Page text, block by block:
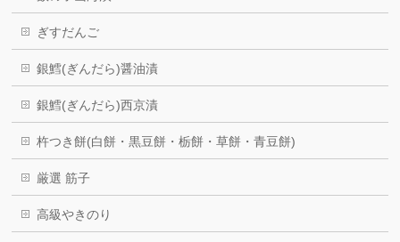
ぎすだんご
銀鱈(ぎんだら)醤油漬
銀鱈(ぎんだら)西京漬
杵つき餅(白餅・黒豆餅・栃餅・草餅・青豆餅)
厳選 筋子
高級やきのり